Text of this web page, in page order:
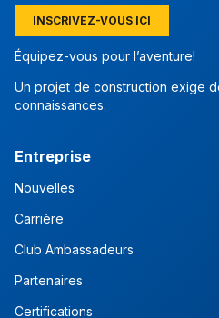
INSCRIVEZ-VOUS ICI
Équipez-vous pour l’aventure!
Un projet de construction exige
connaissances.
Entreprise
Nouvelles
Carrière
Club Ambassadeurs
Partenaires
Certifications